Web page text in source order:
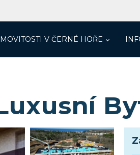
V ČERNÉ HOŘE